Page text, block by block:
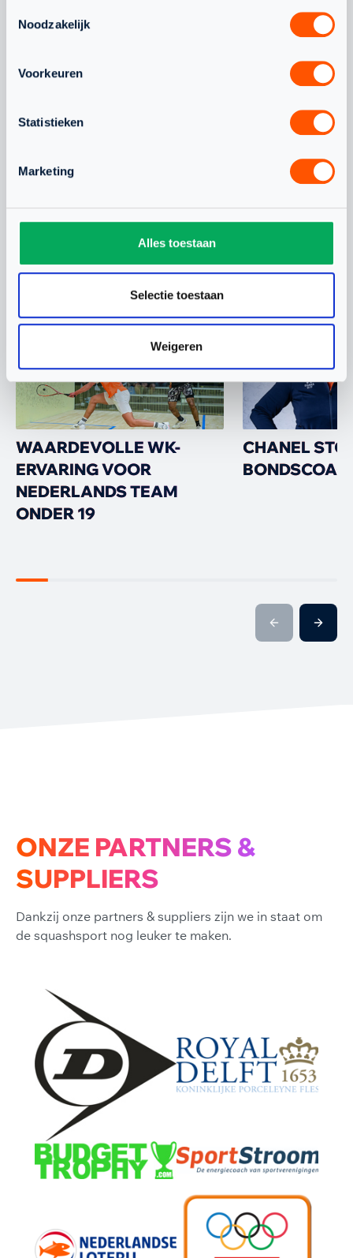
Noodzakelijk
Voorkeuren
Statistieken
Marketing
Alles toestaan
Selectie toestaan
Weigeren
OOK
INTERESSANT
OM TE LEZEN
WAT SPEELT ER NOG MEER
WAARDEVOLLE WK-
ERVARING VOOR
NEDERLANDS TEAM
ONDER 19
CHANEL
ONZE PARTNERS &
SUPPLIERS
Dankzij onze partners & suppliers zijn we in staat om
de squashsport nog leuker te maken.